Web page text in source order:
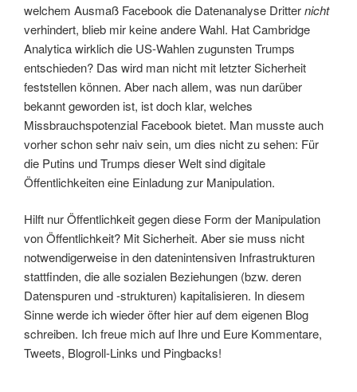
welchem Ausmaß Facebook die Datenanalyse Dritternicht
verhindert, blieb mir keine andere Wahl. Hat Cambridge
Analytica wirklich die US-Wahlen zugunsten Trumps
entschieden? Das wird man nicht mit letzter Sicherheit
feststellen können. Aber nach allem, was nun darüber
bekannt geworden ist, ist doch klar, welches
Missbrauchspotenzial Facebook bietet. Man musste auch
vorher schon sehr naiv sein, um dies nicht zu sehen: Für
die Putins und Trumps dieser Welt sind digitale
Öffentlichkeiten eine Einladung zur Manipulation.
Hilft nur Öffentlichkeit gegen diese Form der Manipulation
von Öffentlichkeit? Mit Sicherheit. Aber sie muss nicht
notwendigerweise in den datenintensiven Infrastrukturen
stattfinden, die alle sozialen Beziehungen (bzw. deren
Datenspuren und -strukturen) kapitalisieren. In diesem
Sinne werde ich wieder öfter hier auf dem eigenen Blog
schreiben. Ich freue mich auf Ihre und Eure Kommentare,
Tweets, Blogroll-Links und Pingbacks!